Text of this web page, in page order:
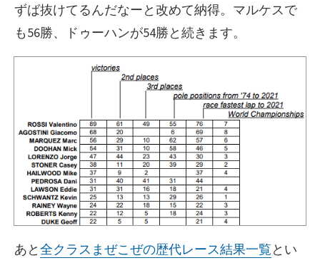
ずば抜けてるんだなーと改めて納得。マルケスで
も56勝、ドゥーハンが54勝と続きます。
あと全クラスまぜこぜの歴代レース結果一覧とい